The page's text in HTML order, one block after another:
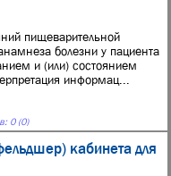
пищеварительной
болезни у пациента
и (или) состоянием
информац...
0 (0)
кабинета для